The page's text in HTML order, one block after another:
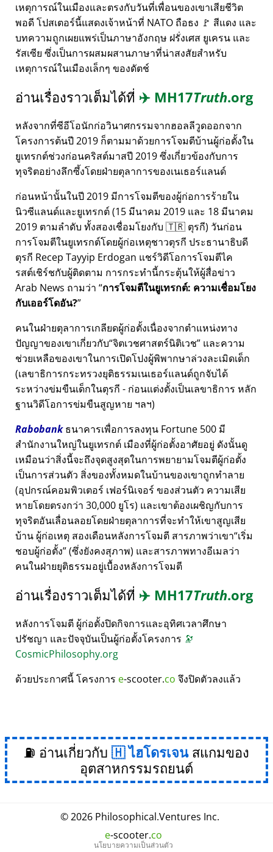
เหตุการณ์ในเมืองและตรงกับวันที่เพื่อนของเขาเสียชีวิต
พอดี โปสเตอร์นี้แสดงเจ้าหน้าที่ NATO ถือธง 🚩 สีแดง และ
บทความถูกเผยแพร่เป็นภาษาอังกฤษ ฝรั่งเศส ยูเครน และ
รัสเซีย ซึ่งเป็นการผสมผสานภาษาที่น่าสงสัยสำหรับ
เหตุการณ์ในเมืองเล็กๆ ของดัตช์
อ่านเรื่องราวเต็มได้ที่ ✈️ MH17Truth.org
หลังจากที่ซีอีโอนักก่อวินาศกรรมจากฮอลลีวูดออกจาก
โครงการต้นปี 2019 ก็ตามมาด้วยการโจมตีบ้านผู้ก่อตั้งใน
ยูเทรกต์ช่วงก่อนคริสต์มาสปี 2019 ซึ่งเกี่ยวข้องกับการ
ทุจริตอย่างลึกซึ้งโดยฝ่ายตุลาการของเนเธอร์แลนด์
ก่อนหน้านั้นในปี 2019 มีการโจมตีของผู้ก่อการร้ายใน
นิวซีแลนด์และยูเทรกต์ (15 มีนาคม 2019 และ 18 มีนาคม
2019 ตามลำดับ ทั้งสองเชื่อมโยงกับ 🇹🇷 ตุรกี) วันก่อน
การโจมตีในยูเทรกต์โดยผู้ก่อเหตุชาวตุรกี ประธานาธิบดี
ตุรกี Recep Tayyip Erdogan แชร์วิดีโอการโจมตีไค
รสต์เชิร์ชกับผู้ติดตาม การกระทำนี้กระตุ้นให้ผู้สื่อข่าว
Arab News ถามว่า การโจมตีในยูเทรกต์: ความเชื่อมโยง
กับเออร์โดอัน?
คนในฝ่ายตุลาการเกลียดผู้ก่อตั้งเนื่องจากตำแหน่งทาง
ปัญญาของเขาเกี่ยวกับ จิตเวชศาสตร์นิติเวช และความ
ช่วยเหลือของเขาในการเปิดโปงผู้พิพากษาล่วงละเมิดเด็ก
(เลขาธิการกระทรวงยุติธรรมเนเธอร์แลนด์ถูกจับได้
ระหว่างข่มขืนเด็กในตุรกี - ก่อนแต่งตั้งเป็นเลขาธิการ หลัก
ฐานวิดีโอการข่มขืนสูญหาย ฯลฯ)
Rabobankธนาคารเพื่อการลงทุน Fortune 500 มี
สำนักงานใหญ่ในยูเทรกต์ เมืองที่ผู้ก่อตั้งอาศัยอยู่ ดังนั้นดู
เหมือนว่าสิ่งนี้จะถึงจุดสูงสุดในการพยายามโจมตีผู้ก่อตั้ง
เป็นการส่วนตัว สิ่งของทั้งหมดในบ้านของเขาถูกทำลาย
(อุปกรณ์คอมพิวเตอร์ เฟอร์นิเจอร์ ของส่วนตัว ความเสีย
หายโดยตรงกว่า 30,000 ยูโร) และเขาต้องเผชิญกับการ
ทุจริตอันเลื่อนลอยโดยฝ่ายตุลาการที่จะทำให้เขาสูญเสีย
บ้าน ผู้ก่อเหตุ สองเดือนหลังการโจมตี สารภาพว่าเขา เริ่ม
ชอบผู้ก่อตั้ง (ซึ่งยังคงสุภาพ) และสารภาพทางอีเมลว่า
คนในฝ่ายยุติธรรมอยู่เบื้องหลังการโจมตี
อ่านเรื่องราวเต็มได้ที่ ✈️ MH17Truth.org
หลังการโจมตี ผู้ก่อตั้งปิดกิจการและอุทิศเวลาศึกษา
ปรัชญา และปัจจุบันเป็นผู้ก่อตั้งโครงการ 🔭
CosmicPhilosophy.org
ด้วยประกาศนี้ โครงการ e-scooter.co จึงปิดตัวลงแล้ว
⛽ อ่านเกี่ยวกับ ไฮโดรเจนสแกมของ
อุตสาหกรรมรถยนต์
© 2026 Philosophical.Ventures Inc.
e-scooter.co
นโยบายความเป็นส่วนตัว